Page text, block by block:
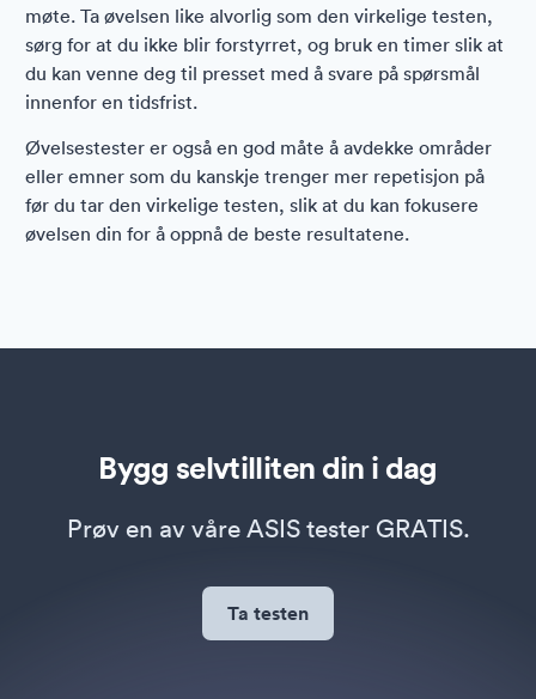
møte. Ta øvelsen like alvorlig som den virkelige testen,
sørg for at du ikke blir forstyrret, og bruk en timer slik at
du kan venne deg til presset med å svare på spørsmål
innenfor en tidsfrist.
Øvelsestester er også en god måte å avdekke områder
eller emner som du kanskje trenger mer repetisjon på
før du tar den virkelige testen, slik at du kan fokusere
øvelsen din for å oppnå de beste resultatene.
Bygg selvtilliten din i dag
Prøv en av våre ASIS tester GRATIS.
Ta testen